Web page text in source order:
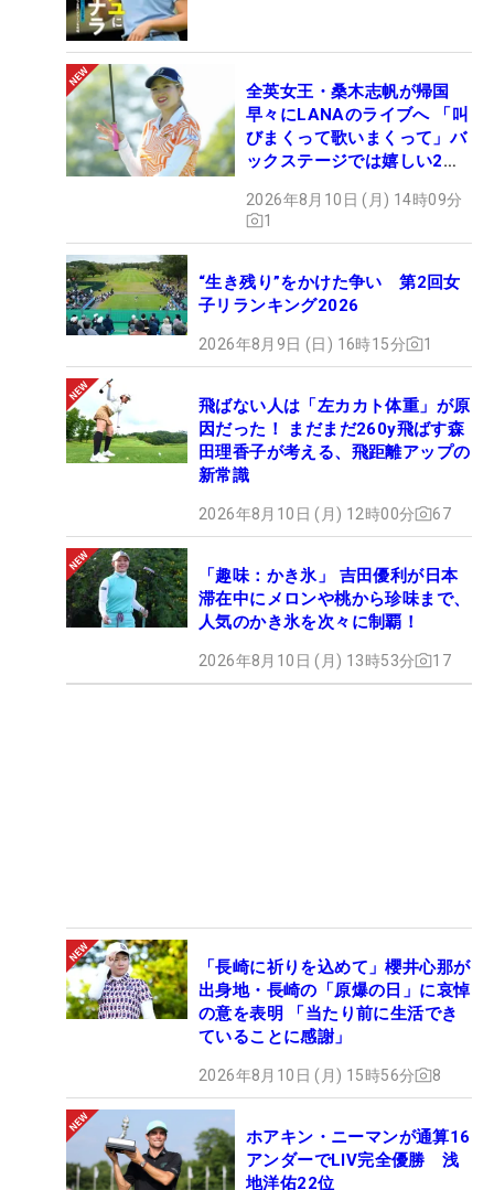
全英女王・桑木志帆が帰国
早々にLANAのライブへ 「叫
びまくって歌いまくって」バ
ックステージでは嬉しい2シ
2026年8月10日 (月) 14時09分
1
“生き残り”をかけた争い 第2回女
子リランキング2026
2026年8月9日 (日) 16時15分 1
飛ばない人は「左カカト体重」が原
因だった！ まだまだ260y飛ばす森
田理香子が考える、飛距離アップの
新常識
2026年8月10日 (月) 12時00分 67
「趣味：かき氷」 吉田優利が日本
滞在中にメロンや桃から珍味まで、
人気のかき氷を次々に制覇！
2026年8月10日 (月) 13時53分 17
「長崎に祈りを込めて」櫻井心那が
出身地・長崎の「原爆の日」に哀悼
の意を表明 「当たり前に生活でき
ていることに感謝」
2026年8月10日 (月) 15時56分 8
ホアキン・ニーマンが通算16
アンダーでLIV完全優勝 浅
地洋佑22位